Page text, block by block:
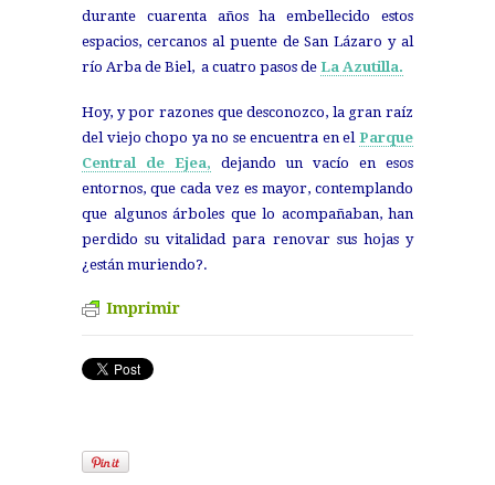
durante cuarenta años ha embellecido estos
espacios, cercanos al puente de San Lázaro y al
río Arba de Biel, a cuatro pasos de La Azutilla.
Hoy, y por razones que desconozco, la gran raíz
del viejo chopo ya no se encuentra en el Parque
Central de Ejea, dejando un vacío en esos
entornos, que cada vez es mayor, contemplando
que algunos árboles que lo acompañaban, han
perdido su vitalidad para renovar sus hojas y
¿están muriendo?.
Imprimir